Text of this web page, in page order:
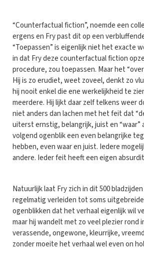
“Counterfactual fiction”, noemde een
ergens en Fry past dit op een
“Toepassen” is eigenlijk niet het exacte
in dat Fry deze counterfactual fiction
procedure, zou toepassen. Maar het
Hij is zo erudiet, weet zoveel, denkt zo
hij nooit enkel die ene werkelijkheid te
meerdere. Hij lijkt daar zelf telkens weer
niet anders dan lachen met het feit dat
uiterst ernstig, belangrijk, juist en “waar”
volgend ogenblik een even belangrijke
hebben, even waar en juist. Iedere
andere. Ieder feit heeft een eigen
Natuurlijk laat Fry zich in dit 500
regelmatig verleiden tot soms
ogenblikken dat het verhaal eigenlijk wil
maar hij wandelt met zo veel plezier rond
verassende, ongewone, kleurrijke,
zonder moeite het verhaal wel even on